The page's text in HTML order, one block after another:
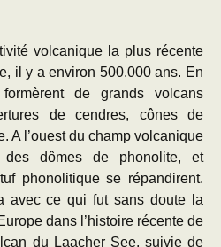
volcanique la plus récente
il y a environ 500.000 ans. En
de grands volcans
de cendres, cônes de
A l’ouest du champ volcanique
des dômes de phonolite, et
phonolitique se répandirent.
avec ce qui fut sans doute la
dans l’histoire récente de
du Laacher See, suivie de